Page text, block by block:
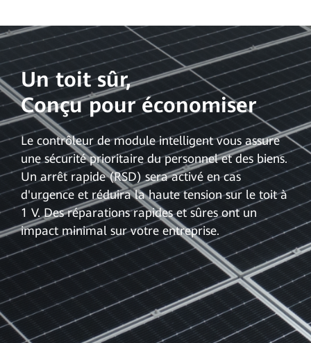
Un toit sûr,
Conçu pour économiser
Le contrôleur de module intelligent vous assure
une sécurité prioritaire du personnel et des biens.
Un arrêt rapide (RSD) sera activé en cas
d'urgence et réduira la haute tension sur le toit à
1 V. Des réparations rapides et sûres ont un
impact minimal sur votre entreprise.